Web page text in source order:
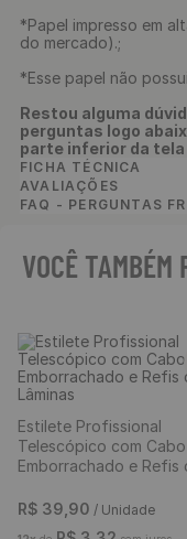
*Papel impresso em
do mercado).;
*Esse papel não
Restou alguma
perguntas logo
parte inferior da
FICHA TÉCNICA
AVALIAÇÕES
FAQ - PERGUNTAS
VOCÊ TAMBÉM